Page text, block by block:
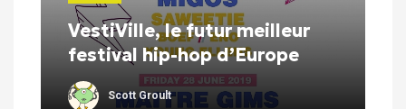
VestiVille, le futur meilleur
festival hip-hop d’Europe
Scott Groult